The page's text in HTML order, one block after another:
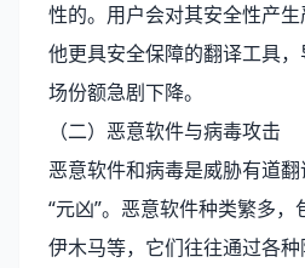
性的。用户会对其安全性产
他更具安全保障的翻译工具
场份额急剧下降。
（二）恶意软件与病毒攻击
恶意软件和病毒是威胁有道
“元凶”。恶意软件种类繁多
伊木马等，它们往往通过各